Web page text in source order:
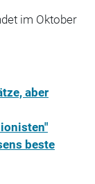
im Oktober
aber
beste